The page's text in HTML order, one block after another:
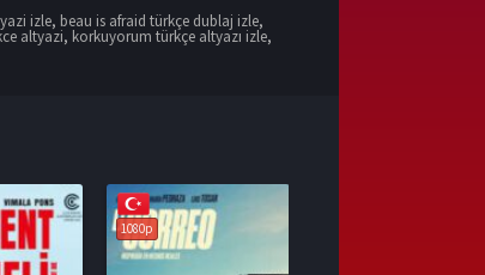
izle, beau is afraid türkçe dublaj izle,
altyazi, korkuyorum türkçe altyazı izle,
1080p